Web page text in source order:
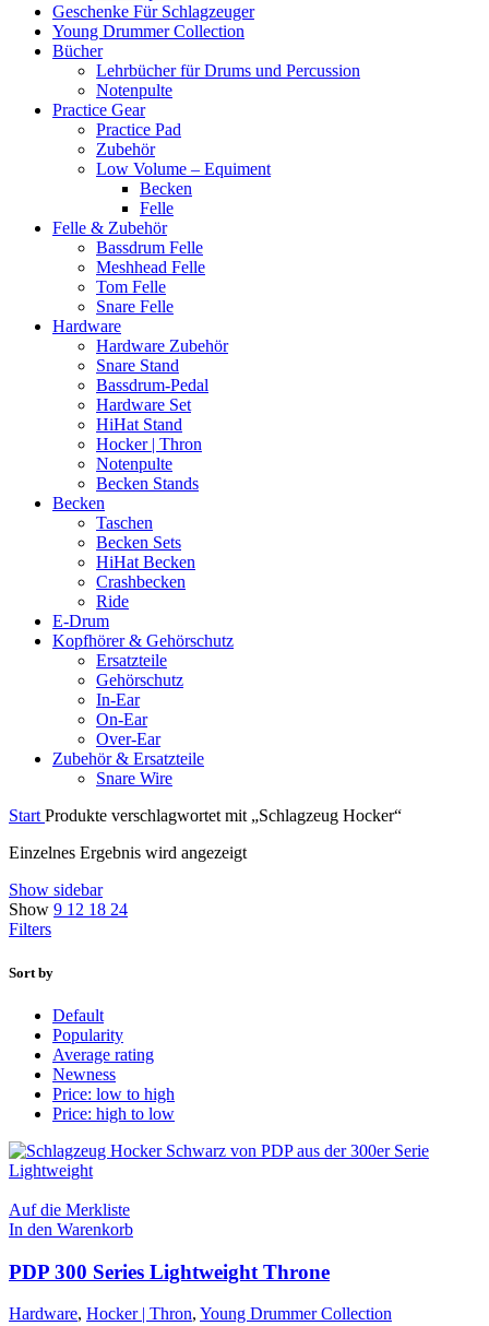
Geschenke Für Schlagzeuger
Young Drummer Collection
Bücher
Lehrbücher für Drums und Percussion
Notenpulte
Practice Gear
Practice Pad
Zubehör
Low Volume – Equiment
Becken
Felle
Felle & Zubehör
Bassdrum Felle
Meshhead Felle
Tom Felle
Snare Felle
Hardware
Hardware Zubehör
Snare Stand
Bassdrum-Pedal
Hardware Set
HiHat Stand
Hocker | Thron
Notenpulte
Becken Stands
Becken
Taschen
Becken Sets
HiHat Becken
Crashbecken
Ride
E-Drum
Kopfhörer & Gehörschutz
Ersatzteile
Gehörschutz
In-Ear
On-Ear
Over-Ear
Zubehör & Ersatzteile
Snare Wire
StartProdukte verschlagwortet mit „Schlagzeug Hocker“
Einzelnes Ergebnis wird angezeigt
Show sidebar
Show 9 12 18 24
Filters
Sort by
Default
Popularity
Average rating
Newness
Price: low to high
Price: high to low
Auf die Merkliste
In den Warenkorb
PDP 300 Series Lightweight Throne
Hardware, Hocker | Thron, Young Drummer Collection